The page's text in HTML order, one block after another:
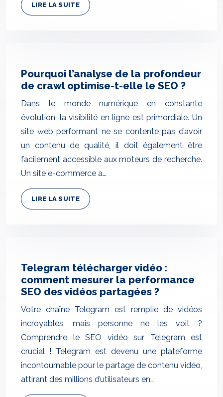
LIRE LA SUITE
Pourquoi l’analyse de la profondeur
de crawl optimise-t-elle le SEO ?
Dans le monde numérique en constante
évolution, la visibilité en ligne est primordiale. Un
site web performant ne se contente pas d’avoir
un contenu de qualité, il doit également être
facilement accessible aux moteurs de recherche.
Un site e-commerce a…
LIRE LA SUITE
Telegram télécharger vidéo :
comment mesurer la performance
SEO des vidéos partagées ?
Votre chaîne Telegram est remplie de vidéos
incroyables, mais personne ne les voit ?
Comprendre le SEO vidéo sur Telegram est
crucial ! Telegram est devenu une plateforme
incontournable pour le partage de contenu vidéo,
attirant des millions d’utilisateurs en…